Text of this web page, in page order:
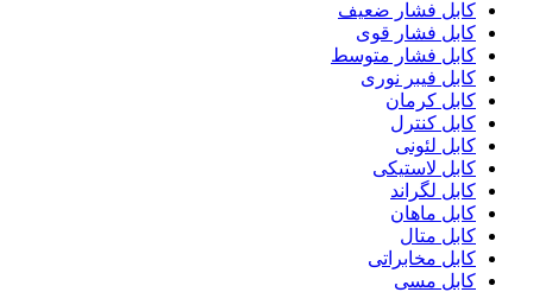
کابل فشار ضعیف
کابل فشار قوی
کابل فشار متوسط
کابل فیبر نوری
کابل کرمان
کابل کنترل
کابل لئونی
کابل لاستیکی
کابل لگراند
کابل ماهان
کابل متال
کابل مخابراتی
کابل مسی